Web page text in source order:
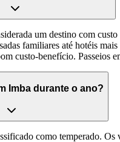
um destino com
familiares até hotéis
custo-benefício. Passeios
Imba durante o ano?
como temperado. Os